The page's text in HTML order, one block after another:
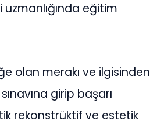
eğitim
olan merakı ve ilgisinden
girip başarı
rekonstrüktif ve estetik